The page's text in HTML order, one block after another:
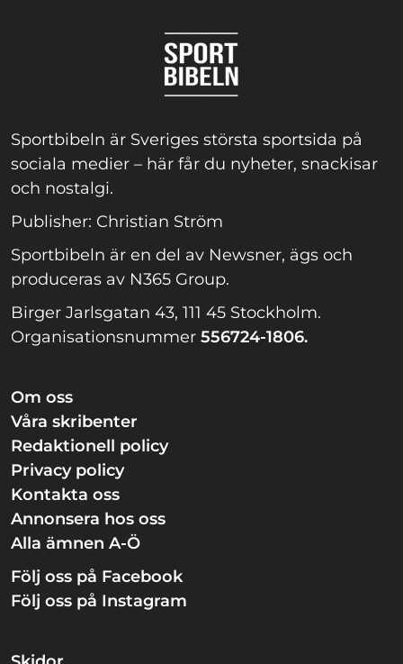
Sportbibeln är Sveriges största sportsida på
sociala medier – här får du nyheter, snackisar
och nostalgi.
Publisher: Christian Ström
Sportbibeln är en del av Newsner, ägs och
produceras av N365 Group.
Birger Jarlsgatan 43, 111 45 Stockholm.
Organisationsnummer 556724-1806.
Om oss
Våra skribenter
Redaktionell policy
Privacy policy
Kontakta oss
Annonsera hos oss
Alla ämnen A-Ö
Följ oss på Facebook
Följ oss på Instagram